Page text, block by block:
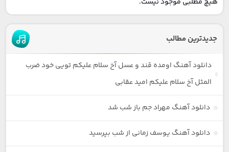
جدیدترین مطالب
دانلود آهنگ اومده قند و عسل آخ سلام علیکم تویی خود ضرب
المثل آخ سلام علیکم امید عقابی
دانلود آهنگ مهراد جم باز شب شد
دانلود آهنگ یوسف زمانی از شب بپرسید